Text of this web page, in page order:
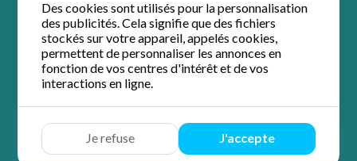
Des cookies sont utilisés pour la personnalisation
des publicités. Cela signifie que des fichiers
stockés sur votre appareil, appelés cookies,
permettent de personnaliser les annonces en
fonction de vos centres d'intérêt et de vos
interactions en ligne.
Je refuse J'accepte